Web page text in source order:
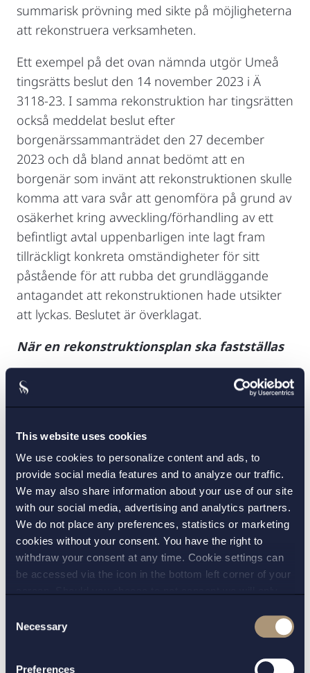
This website uses cookies
We use cookies to personalize content and ads, to
provide social media features and to analyze our traffic.
We may also share information about your use of our site
with our social media, advertising and analytics partners.
We do not place any preferences, statistics or marketing
cookies without your consent. You have the right to
withdraw your consent at any time. Cookie settings can
be accessed via the icon in the bottom left corner of your
andprivacy policy
for more details on cookies and our
Selection
Necessary
Preferences
summarisk prövning med sikte på möjligheterna
att rekonstruera verksamheten.
Ett exempel på det ovan nämnda utgör Umeå
tingsrätts beslut den 14 november 2023 i Ä
3118-23. I samma rekonstruktion har tingsrätten
också meddelat beslut efter
borgenärssammanträdet den 27 december
2023 och då bland annat bedömt att en
borgenär som invänt att rekonstruktionen skulle
komma att vara svår att genomföra på grund av
osäkerhet kring avveckling/förhandling av ett
befintligt avtal uppenbarligen inte lagt fram
tillräckligt konkreta omständigheter för sitt
påstående för att rubba det grundläggande
antagandet att rekonstruktionen hade utsikter
att lyckas. Beslutet är överklagat.
När en rekonstruktionsplan ska fastställas
Om en rekonstruktionsplan har antagits vid
omröstning av grupperna av berörda parter
en rekonstruktionsplan genom
gruppöverskridande cram-down ska tingsrätten
på nytt göra en prövning av livskraften. Det
framgår nämligen av 4 kap. 23 §, andra
punkten, LFR att rätten ska vägra att fastställa
planen bland annat om planen inte har rimliga
utsikter att förhindra att gäldenären blir
insolvent att eller att säkra verksamhetens
livskraft.
Här är det också fråga om att domstolen ska ta
gäldenären som med stöd av rekonstruktören